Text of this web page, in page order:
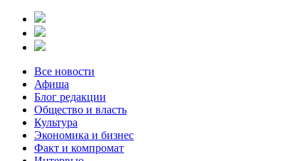
Все новости
Афиша
Блог редакции
Общество и власть
Культура
Экономика и бизнес
Факт и компромат